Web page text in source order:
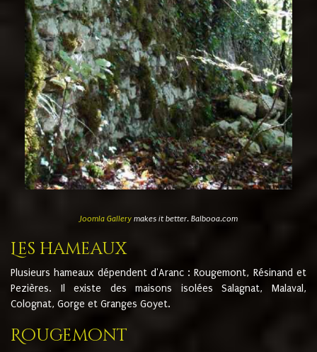
Joomla Gallerymakes it better. Balbooa.com
Les hameaux
Plusieurs hameaux dépendent d'Aranc : Rougemont, Résinand et
Pezières. Il existe des maisons isolées Salagnat, Malaval,
Colognat, Gorge et Granges Goyet.
Rougemont